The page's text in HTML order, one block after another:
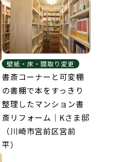
壁紙・床・間取り変更
書斎コーナーと可変棚
の書棚で本をすっきり
整理したマンション書
斎リフォーム｜Kさま邸
（川崎市宮前区宮前
平）